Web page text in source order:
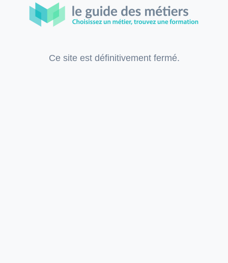
Ce site est définitivement fermé.